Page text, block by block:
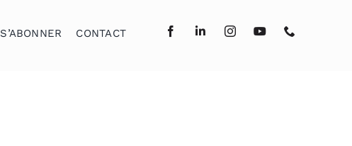
S’ABONNER CONTACT